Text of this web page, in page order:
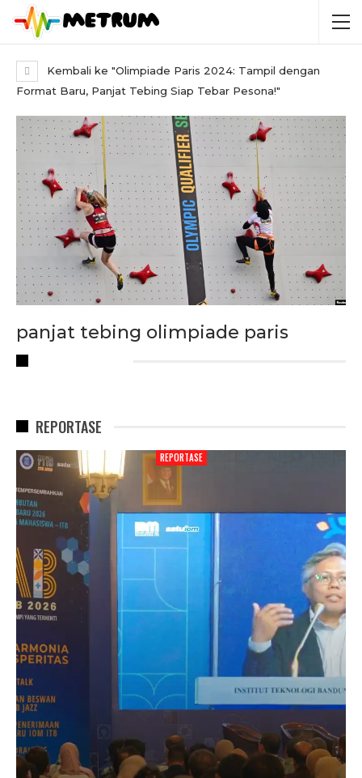
Kembali ke "Olimpiade Paris 2024: Tampil dengan
Format Baru, Panjat Tebing Siap Tebar Pesona!"
panjat tebing olimpiade paris
REPORTASE
REPORTASE